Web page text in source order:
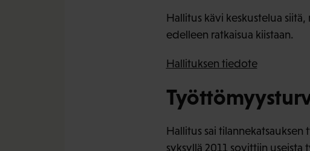
Hallitus kävi keskustelua
edelleen ratkaisua kiistaan.
Hallituksen tiedote
Hallitus sai
syksyllä 2011 sovittiin